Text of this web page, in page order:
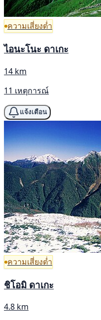
ความเสี่ยงต่ำ
ไอนะโนะ ดาเกะ
14 km
11 เหตุการณ์
แจ้งเตือน
ความเสี่ยงต่ำ
ชิโอมิ ดาเกะ
4.8 km